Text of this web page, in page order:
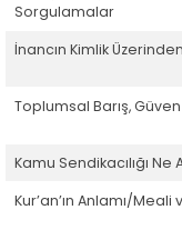
Sorgulamalar
İnancın Kimlik
Toplumsal Barış,
Kamu Sendikacılığı Ne
Kur’an’ın Anlamı/Meali